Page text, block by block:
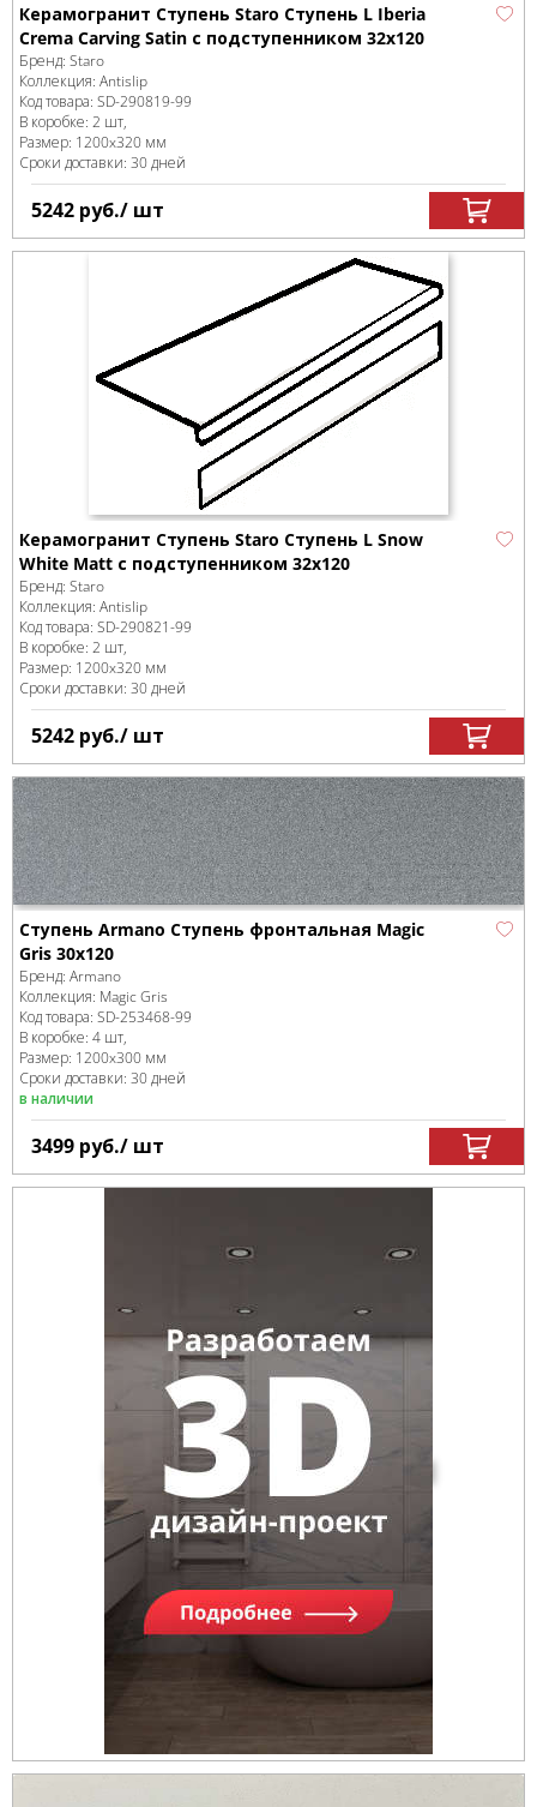
Керамогранит Ступень Staro Ступень L Iberia
Crema Carving Satin с подступенником 32x120
Бренд: Staro
Коллекция: Antislip
Код товара: SD-290819-99
В коробке: 2 шт,
Размер: 1200x320 мм
Сроки доставки: 30 дней
5242 руб./ шт
Керамогранит Ступень Staro Ступень L Snow
White Matt с подступенником 32x120
Бренд: Staro
Коллекция: Antislip
Код товара: SD-290821-99
В коробке: 2 шт,
Размер: 1200x320 мм
Сроки доставки: 30 дней
5242 руб./ шт
Ступень Armano Ступень фронтальная Magic
Gris 30x120
Бренд: Armano
Коллекция: Magic Gris
Код товара: SD-253468-99
В коробке: 4 шт,
Размер: 1200x300 мм
Сроки доставки: 30 дней
в наличии
3499 руб./ шт